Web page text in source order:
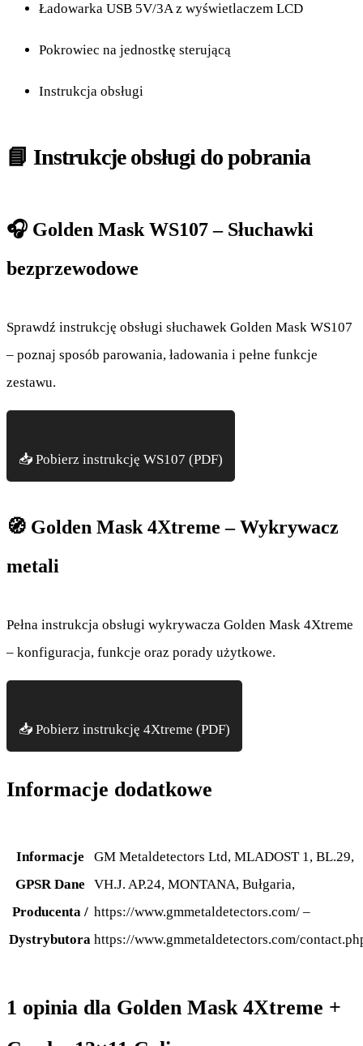
Ładowarka USB 5V/3A z wyświetlaczem LCD
Pokrowiec na jednostkę sterującą
Instrukcja obsługi
📘 Instrukcje obsługi do pobrania
🎧 Golden Mask WS107 – Słuchawki
bezprzewodowe
Sprawdź instrukcję obsługi słuchawek Golden Mask WS107
– poznaj sposób parowania, ładowania i pełne funkcje
zestawu.
📥 Pobierz instrukcję WS107 (PDF)
🧭 Golden Mask 4Xtreme – Wykrywacz
metali
Pełna instrukcja obsługi wykrywacza Golden Mask 4Xtreme
– konfiguracja, funkcje oraz porady użytkowe.
📥 Pobierz instrukcję 4Xtreme (PDF)
Informacje dodatkowe
Informacje
GPSR Dane
Producenta /
Dystrybutora
GM Metaldetectors Ltd, MLADOST 1, BL.29,
VH.J. AP.24, MONTANA, Bułgaria,
https://www.gmmetaldetectors.com/ –
https://www.gmmetaldetectors.com/
1 opinia dla Golden Mask 4Xtreme +